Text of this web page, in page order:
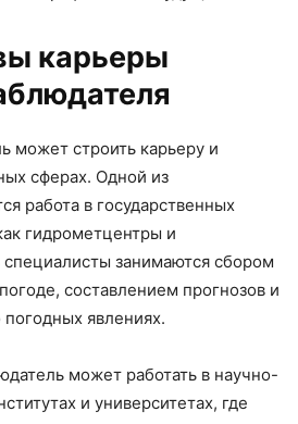
карьеры
может строить карьеру и
сферах. Одной из
работа в государственных
гидрометцентры и
занимаются сбором
составлением прогнозов и
явлениях.
может работать в научно-
и университетах, где